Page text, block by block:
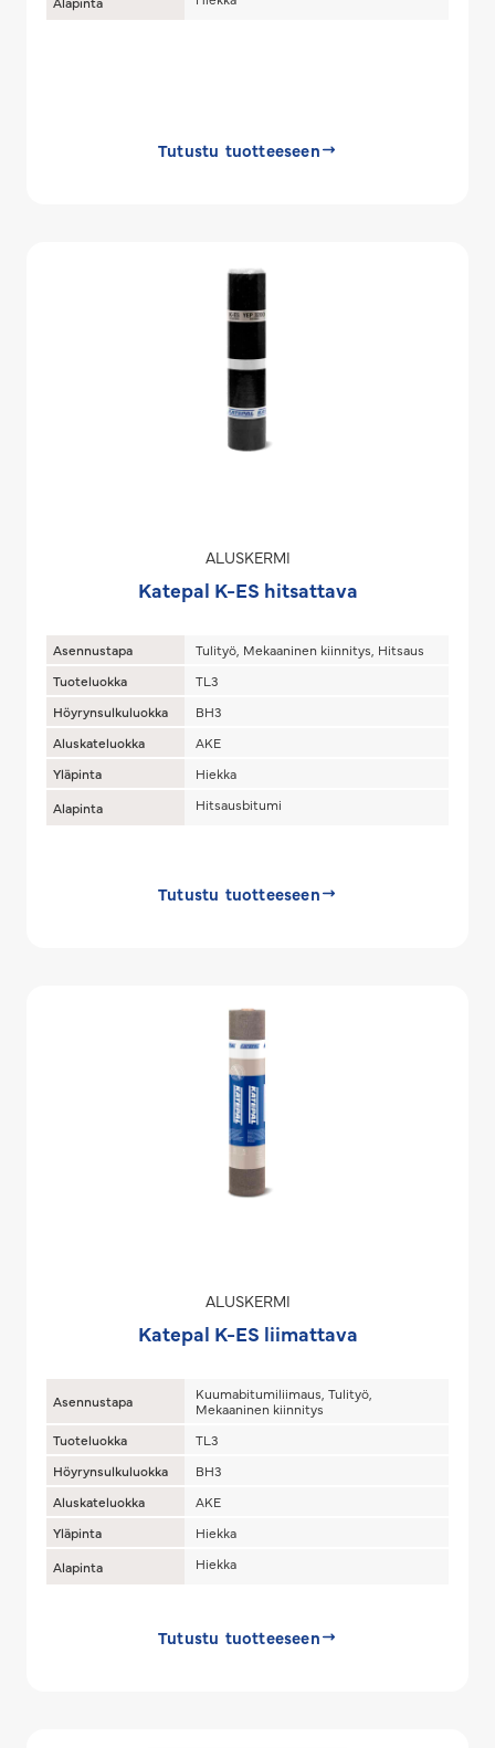
Tutustu tuotteeseen
ALUSKERMI
Katepal K-ES hitsattava
Asennustapa
Tulityö, Mekaaninen kiinnitys, Hitsaus
Tuoteluokka
TL3
Höyrynsulkuluokka
BH3
Aluskateluokka
AKE
Yläpinta
Hiekka
Alapinta
Hitsausbitumi
Tutustu tuotteeseen
ALUSKERMI
Katepal K-ES liimattava
Asennustapa
Kuumabitumiliimaus, Tulityö,
Mekaaninen kiinnitys
Tuoteluokka
TL3
Höyrynsulkuluokka
BH3
Aluskateluokka
AKE
Yläpinta
Hiekka
Alapinta
Hiekka
Tutustu tuotteeseen